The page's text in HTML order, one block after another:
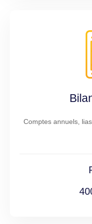
Comptes annuels,